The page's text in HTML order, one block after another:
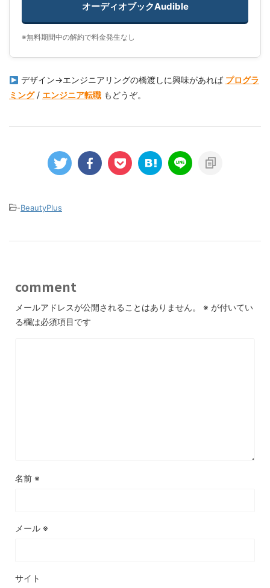
オーディオブックAudible
※無料期間中の解約で料金発生なし
デザイン→エンジニアリングの橋渡しに興味があれば プログラ
ミング/ エンジニア転職 もどうぞ。
-BeautyPlus
comment
メールアドレスが公開されることはありません。 ※ が付いてい
る欄は必須項目です
名前 ※
メール ※
サイト